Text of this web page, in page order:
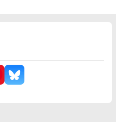
瞳は彼と瓜二つだった。 「すまな
果たす」 かつての合理主義の塊だった
悔い、家の権益を捨ててでも母子を守
する。娘のクララもまた、危機から救
めてしまい……。 だが、どんな
身を挺して守られても、一度完全に壊
は絶対にない。エリシアが真の伴侶と